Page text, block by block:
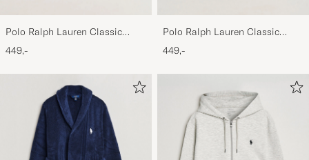
Polo Ralph Lauren Classic
Sports Cap Beige
449,-
Polo Ralph Lauren Classic
Sports Cap Black
449,-